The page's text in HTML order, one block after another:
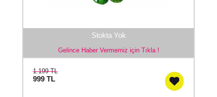
Stokta Yok
Gelince Haber Vermemiz için Tıkla !
1.199 TL
999 TL